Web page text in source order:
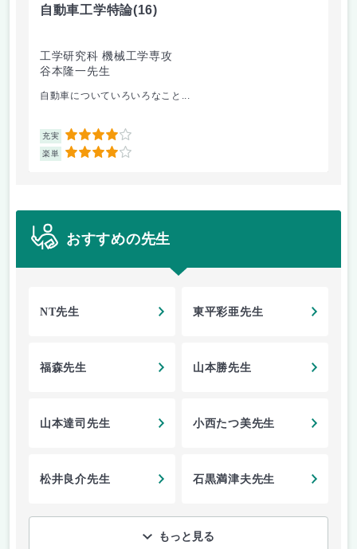
自動車工学特論(16)
工学研究科 機械工学専攻
谷本隆一先生
自動車についていろいろなこと...
充実 4
楽単 4
おすすめの先生
NT先生 東平彩亜先生
福森先生 山本勝先生
山本達司先生 小西たつ美先生
松井良介先生 石黒満津夫先生
もっと見る